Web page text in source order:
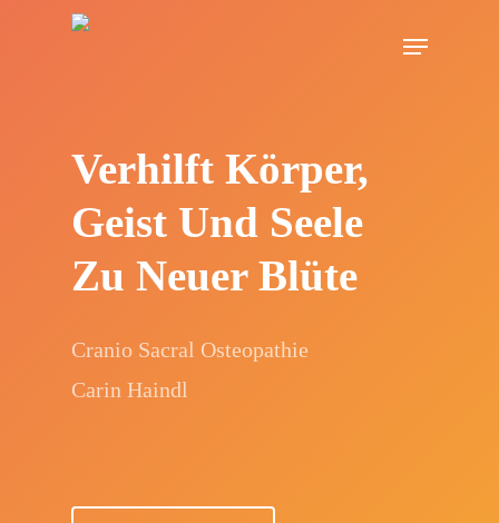
Menu
Verhilft Körper,
Geist Und Seele
Zu Neuer Blüte
Cranio Sacral Osteopathie
Carin Haindl